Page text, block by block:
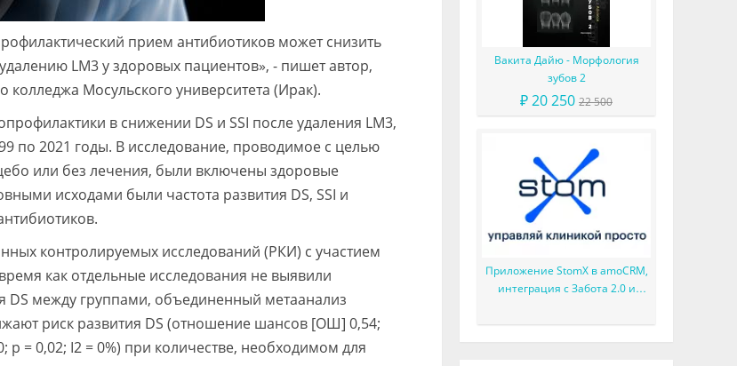
прием антибиотиков может снизить
LM3 у здоровых пациентов», - пишет автор,
Мосульского университета (Ирак).
в снижении DS и SSI после удаления LM3,
по 2021 годы. В исследование, проводимое с целью
или без лечения, были включены здоровые
исходами были частота развития DS, SSI и
контролируемых исследований (РКИ) с участием
как отдельные исследования не выявили
DS между группами, объединенный метаанализ
риск развития DS (отношение шансов [ОШ] 0,54;
= 0,02; I2 = 0%) при количестве, необходимом для
Вакита Дайю - Морфология
зубов 2
₽ 20 250 22 500
Приложение StomX в amoCRM,
интеграция с Забота 2.0 и